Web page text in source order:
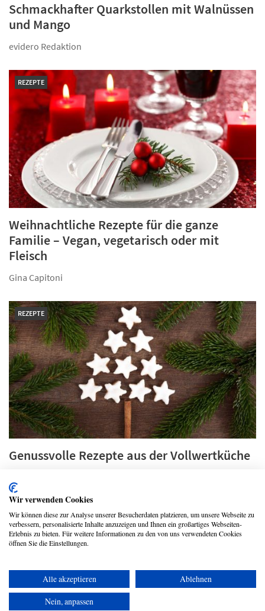
Schmackhafter Quarkstollen mit Walnüssen
und Mango
evidero Redaktion
REZEPTE
Weihnachtliche Rezepte für die ganze
Familie – Vegan, vegetarisch oder mit
Fleisch
Gina Capitoni
REZEPTE
Genussvolle Rezepte aus der Vollwertküche
WEITERE ARTIKEL LADEN
Copyright © 2026 UmspannwerX Zukunft GmbH
Wir verwenden Cookies
Wir können diese zur Analyse unserer Besucherdaten platzieren, um unsere Webseite zu
verbessern, personalisierte Inhalte anzuzeigen und Ihnen ein großartiges Webseiten-
Erlebnis zu bieten. Für weitere Informationen zu den von uns verwendeten Cookies
öffnen Sie die Einstellungen.
Alle akzeptieren
Ablehnen
Nein, anpassen